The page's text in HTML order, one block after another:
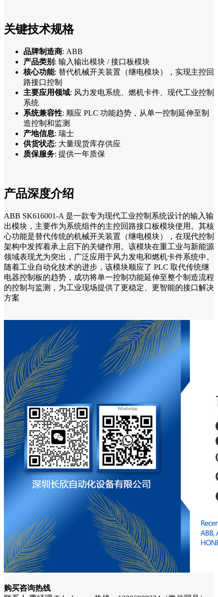
关键技术规格
品牌制造商: ABB
产品类别 : 输入输出模块 / 接口板模块
核心功能: 替代机械开关装置（继电模块），实现主控回
路接口控制
主要应用领域: 风力发电系统、燃机卡件、现代工业控制
系统
系统兼容性: 顺应 PLC 功能趋势，从单一控制延伸至制
造控制和监测
产地信息: 瑞士
供货状态: 大量现货库存供应
质保服务: 提供一年质保
产品深度介绍
ABB SK616001-A 是一款专为现代工业控制系统设计的输入输
出模块，主要作为系统组件的主控回路接口板模块使用。其核
心功能是替代传统的机械开关装置（继电模块），在现代控制
架构中发挥着承上启下的关键作用。该模块在重工业与新能源
领域表现尤为突出，广泛应用于风力发电和燃机卡件系统中。
随着工业自动化技术的进步，该模块顺应了 PLC 取代传统继
电器控制板的趋势，成功将单一控制功能延伸至整个制造流程
的控制与监测，为工业现场提供了更稳定、更智能的接口解决
方案
购买咨询热线